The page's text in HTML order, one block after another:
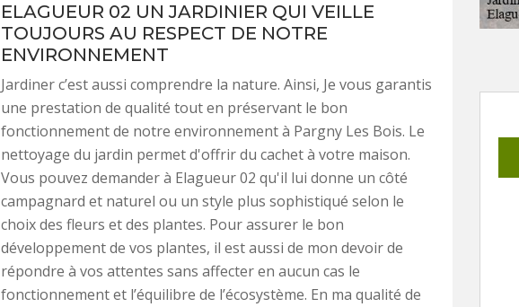
ELAGUEUR 02 UN JARDINIER QUI VEILLE
TOUJOURS AU RESPECT DE NOTRE
ENVIRONNEMENT
Jardiner c’est aussi comprendre la nature. Ainsi, Je vous garantis
une prestation de qualité tout en préservant le bon
fonctionnement de notre environnement à Pargny Les Bois. Le
nettoyage du jardin permet d'offrir du cachet à votre maison.
Vous pouvez demander à Elagueur 02 qu'il lui donne un côté
campagnard et naturel ou un style plus sophistiqué selon le
choix des fleurs et des plantes. Pour assurer le bon
développement de vos plantes, il est aussi de mon devoir de
répondre à vos attentes sans affecter en aucun cas le
fonctionnement et l’équilibre de l’écosystème. En ma qualité de